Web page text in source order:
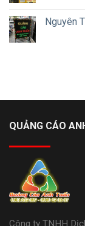
Nguyên
QUẢNG CÁO
Công ty TNHH